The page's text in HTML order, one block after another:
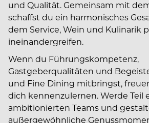
und Qualität. Gemeinsam mit
schaffst du ein harmonisches
dem Service, Wein und Kulinarik
ineinandergreifen.
Wenn du Führungskompetenz,
Gastgeberqualitäten und
und Fine Dining mitbringst,
dich kennenzulernen. Werde Teil
ambitionierten Teams und
außergewöhnliche